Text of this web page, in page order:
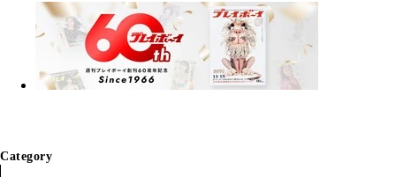
Category